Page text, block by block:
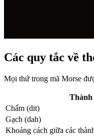
Các quy tắc về
Mọi thứ trong mã Morse
Thành
Chấm (dit)
Gạch (dah)
Khoảng cách giữa các